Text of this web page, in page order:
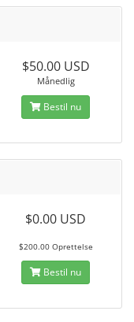
$50.00 USD
Månedlig
Bestil nu
$0.00 USD
$200.00 Oprettelse
Bestil nu